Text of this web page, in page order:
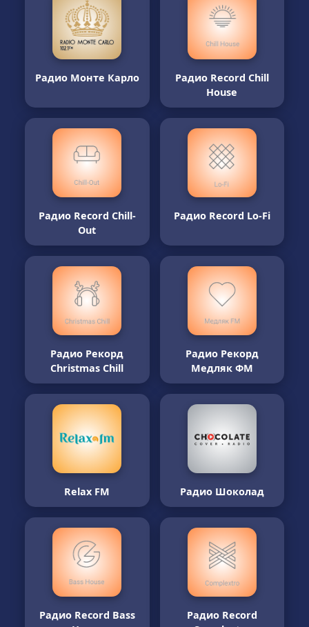
Радио Монте Карло
Радио Record Chill
House
Радио Record Chill-
Out
Радио Record Lo-Fi
Радио Рекорд
Christmas Chill
Радио Рекорд
Медляк ФМ
Relax FM Радио Шоколад
Радио Record Bass
Радио Record